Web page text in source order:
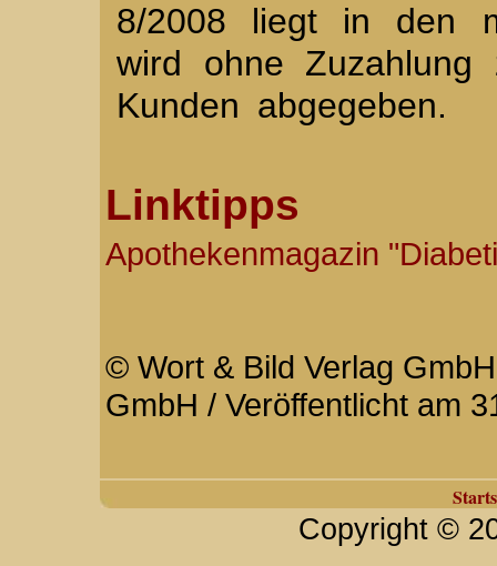
8/2008 liegt in den
wird ohne Zuzahlung
Kunden abgegeben.
Linktipps
Apothekenmagazin
© Wort & Bild Verlag
GmbH / Veröffentlicht am
Copyright ©